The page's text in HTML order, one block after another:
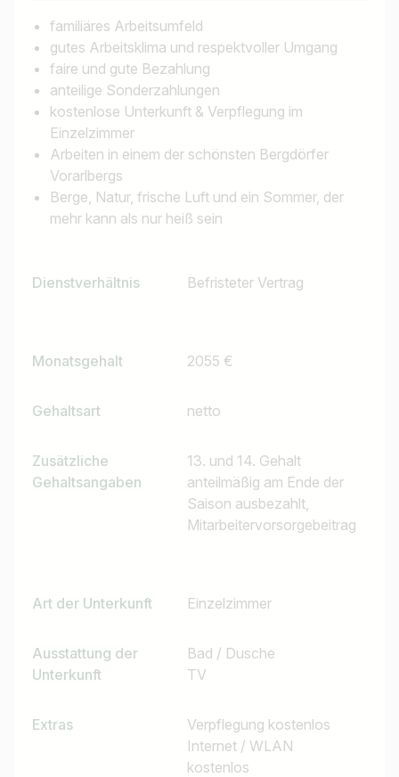
familiäres Arbeitsumfeld
gutes Arbeitsklima und respektvoller Umgang
faire und gute Bezahlung
anteilige Sonderzahlungen
kostenlose Unterkunft & Verpflegung im
Einzelzimmer
Arbeiten in einem der schönsten Bergdörfer
Vorarlbergs
Berge, Natur, frische Luft und ein Sommer, der
mehr kann als nur heiß sein
Dienstverhältnis Befristeter Vertrag
Monatsgehalt 2055 €
Gehaltsart netto
Zusätzliche
Gehaltsangaben
13. und 14. Gehalt
anteilmäßig am Ende der
Saison ausbezahlt,
Mitarbeitervorsorgebeitrag
Art der Unterkunft Einzelzimmer
Ausstattung der
Unterkunft
Bad / Dusche
TV
Extras
Verpflegung kostenlos
Internet / WLAN
kostenlos
Jobs finden